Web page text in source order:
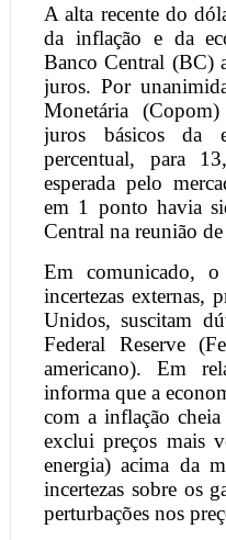
A alta recente do
da inflação e da
Banco Central (BC)
juros. Por
Monetária
juros básicos da
percentual, para
esperada pelo
em 1 ponto havia
Central na reunião
Em comunicado,
incertezas externas,
Unidos, suscitam
Federal Reserve
americano). Em
informa que a
com a inflação
exclui preços mais
energia) acima da
incertezas sobre os
perturbações nos